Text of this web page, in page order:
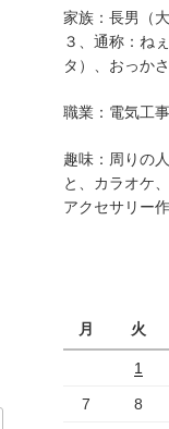
家族：長男（
３、通称：ね
タ）、おっか
職業：電気工
趣味：周りの
と、カラオケ
アクセサリー
月 火
1
7 8